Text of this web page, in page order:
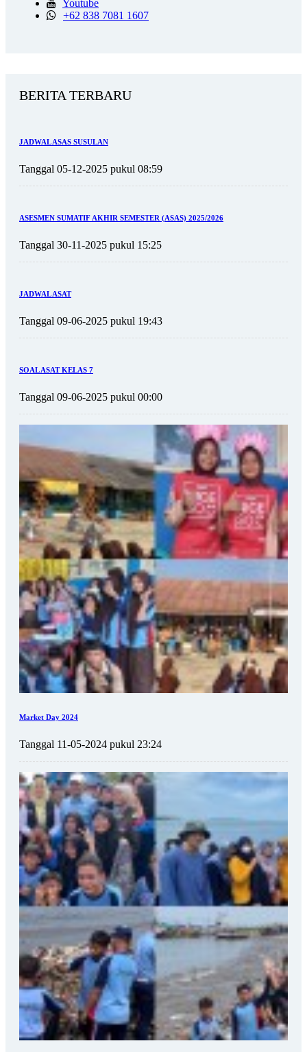
Youtube
+62 838 7081 1607
BERITA TERBARU
JADWAL ASAS SUSULAN
Tanggal 05-12-2025 pukul 08:59
ASESMEN SUMATIF AKHIR SEMESTER (ASAS) 2025/2026
Tanggal 30-11-2025 pukul 15:25
JADWAL ASAT
Tanggal 09-06-2025 pukul 19:43
SOAL ASAT KELAS 7
Tanggal 09-06-2025 pukul 00:00
Market Day 2024
Tanggal 11-05-2024 pukul 23:24